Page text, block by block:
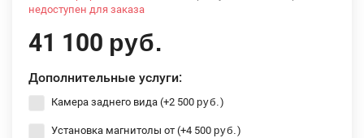
недоступен для заказа
41 100 руб.
Дополнительные услуги:
Камера заднего вида (+2 500 руб. )
Установка магнитолы от (+4 500 руб. )